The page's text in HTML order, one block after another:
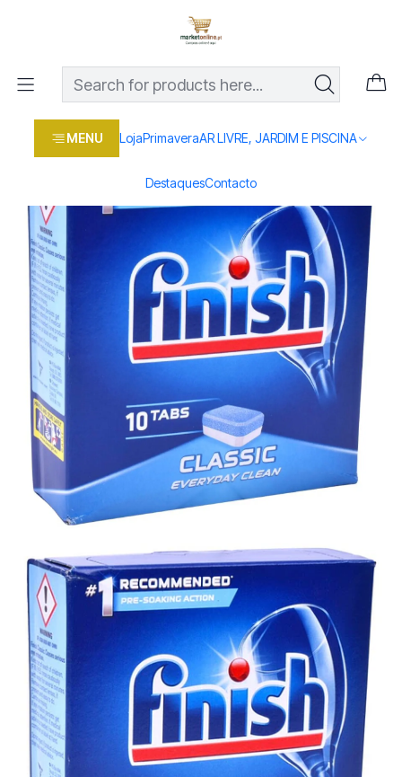
MENU LojaPrimaveraAR LIVRE, JARDIM E PISCINA
DestaquesContacto
Os melhores preços em produtos para casa, jardim e bricolage
Home Loja Casa e conforto
DROGARIA E LIMPEZA
FINISH CLASSIC PASTILHAS LOIÇA 10UN